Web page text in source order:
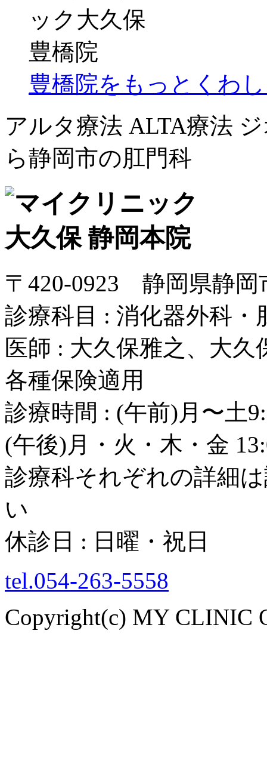
豊橋院をもっとくわ
アルタ療法 ALTA療法
ら静岡市の肛門科
〒420-0923 静岡県静岡
診療科目 : 消化器外科・
医師 : 大久保雅之、大久
各種保険適用
診療時間 : (午前)月〜土
(午後)月・火・木・金
診療科それぞれの詳細
い
休診日 : 日曜・祝日
tel.054-263-5558
Copyright(c) MY CLINIC